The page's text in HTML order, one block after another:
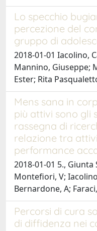
Lo specchio
percezione del
gruppo di
2018-01-01 Iacolino,
Mannino, Giuseppe;
Ester; Rita
Mens sana in
più attivi sono gli
rassegna di
relazione tra
performance
2018-01-01 5., Giunta
Montefiori, V;
Bernardone, A;
Percorsi di cura
di diffidenza nei